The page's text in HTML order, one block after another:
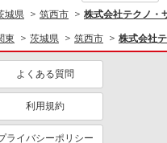
城県 筑西市 株式会社テクノ・
東 茨城県 筑西市 株式会社
よくある質問
利用規約
ライバシーポリシー